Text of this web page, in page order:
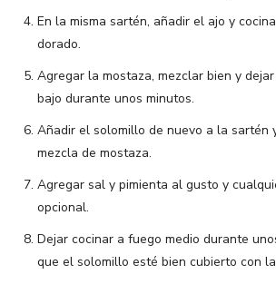
En la misma sartén, añadir el ajo y
dorado.
Agregar la mostaza, mezclar bien y
bajo durante unos minutos.
Añadir el solomillo de nuevo a la sartén
mezcla de mostaza.
Agregar sal y pimienta al gusto y
opcional.
Dejar cocinar a fuego medio durante
que el solomillo esté bien cubierto con